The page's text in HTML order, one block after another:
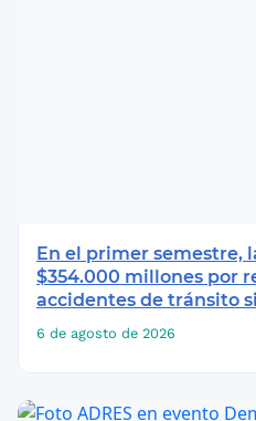
En el primer semestre,
$354.000 millones por
accidentes de tránsito
6 de agosto de 2026